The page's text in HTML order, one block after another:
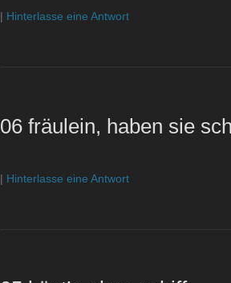
| Hinterlasse eine Antwort
06 fräulein, haben sie
| Hinterlasse eine Antwort